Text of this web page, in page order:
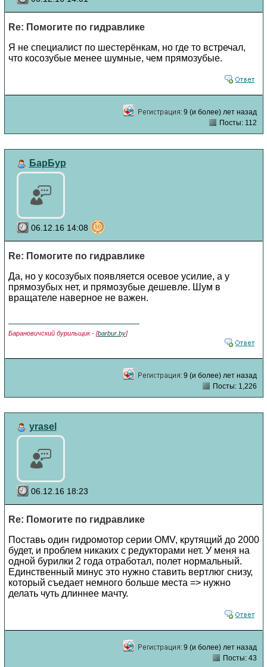
Re: Помогите по гидравлике
Я не специалист по шестерёнкам, но где то встречал,
что косозубые менее шумные, чем прямозубые.
9 (и более) лет назад
Посты: 112
БарБур
06.12.16 14:08
Re: Помогите по гидравлике
Да, но у косозубых появляется осевое усилие, а у
прямозубых нет, и прямозубые дешевле. Шум в
вращателе наверное не важен.
Барановичский бурильщик - [barbur.by]
9 (и более) лет назад
Посты: 1,226
yrasel
06.12.16 18:23
Re: Помогите по гидравлике
Поставь один гидромотор серии ОMV, крутящий до 2000
будет, и проблем никаких с редукторами нет. У меня на
одной бурилки 2 года отработал, полет нормальный.
Единственный минус это нужно ставить вертлюг снизу,
который съедает немного больше места => нужно
делать чуть длиннее мачту.
9 (и более) лет назад
Посты: 43